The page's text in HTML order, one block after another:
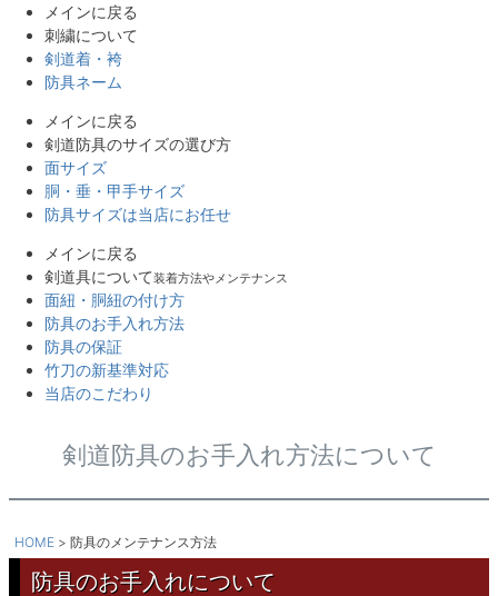
メインに戻る
刺繍について
剣道着・袴
防具ネーム
メインに戻る
剣道防具のサイズの選び方
面サイズ
胴・垂・甲手サイズ
防具サイズは当店にお任せ
メインに戻る
剣道具について装着方法やメンテナンス
面紐・胴紐の付け方
防具のお手入れ方法
防具の保証
竹刀の新基準対応
当店のこだわり
剣道防具のお手入れ方法について
HOME 防具のメンテナンス方法
防具のお手入れについて